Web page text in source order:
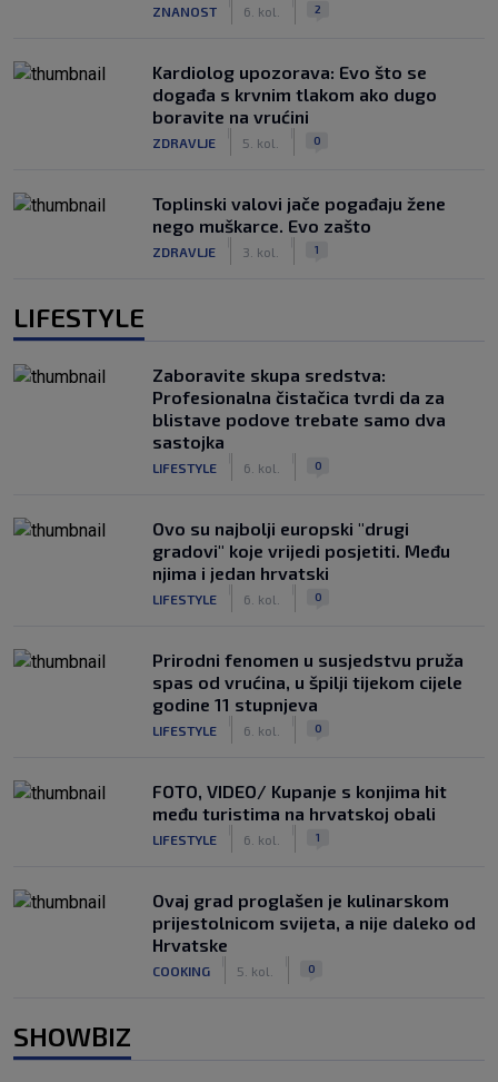
ZNANOST 6. kol. 2
Kardiolog upozorava: Evo što se
događa s krvnim tlakom ako dugo
boravite na vrućini
ZDRAVLJE 5. kol. 0
Toplinski valovi jače pogađaju žene
nego muškarce. Evo zašto
ZDRAVLJE 3. kol. 1
LIFESTYLE
Zaboravite skupa sredstva:
Profesionalna čistačica tvrdi da za
blistave podove trebate samo dva
sastojka
LIFESTYLE 6. kol. 0
Ovo su najbolji europski "drugi
gradovi" koje vrijedi posjetiti. Među
njima i jedan hrvatski
LIFESTYLE 6. kol. 0
Prirodni fenomen u susjedstvu pruža
spas od vrućina, u špilji tijekom cijele
godine 11 stupnjeva
LIFESTYLE 6. kol. 0
FOTO, VIDEO/ Kupanje s konjima hit
među turistima na hrvatskoj obali
LIFESTYLE 6. kol. 1
Ovaj grad proglašen je kulinarskom
prijestolnicom svijeta, a nije daleko od
Hrvatske
COOKING 5. kol. 0
SHOWBIZ